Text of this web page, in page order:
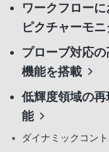
ワークフロー
ピクチャーモ
プローブ対応
機能を搭載
低輝度領域の
能
ダイナミックコン